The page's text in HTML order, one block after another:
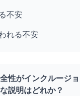
不安
れる不安
性がインクルージ
説明はどれか？